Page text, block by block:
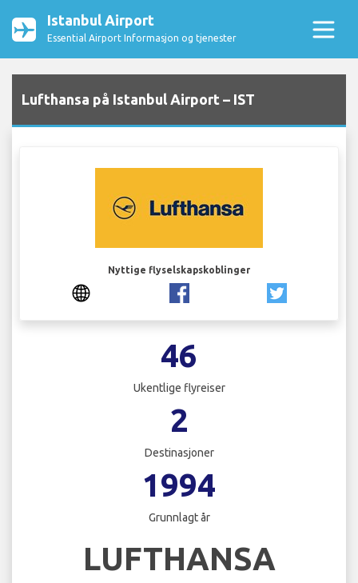
Istanbul Airport
Essential Airport Informasjon og tjenester
Lufthansa på Istanbul Airport – IST
Nyttige flyselskapskoblinger
46
Ukentlige flyreiser
2
Destinasjoner
1994
Grunnlagt år
LUFTHANSA